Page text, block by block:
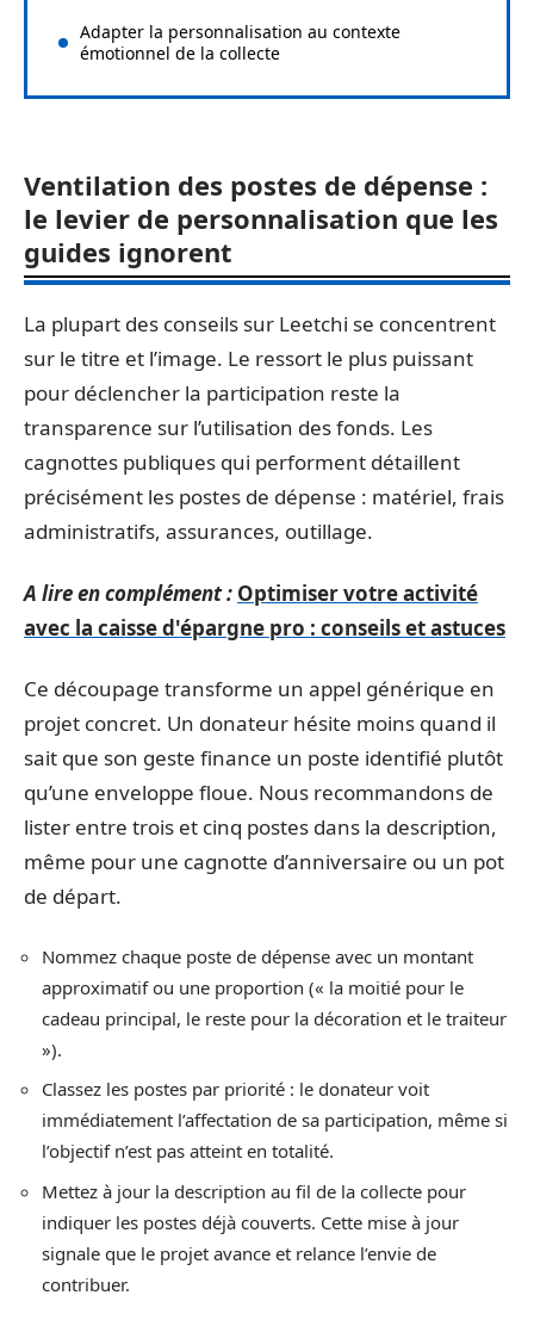
Adapter la personnalisation au contexte
émotionnel de la collecte
Ventilation des postes de dépense :
le levier de personnalisation que les
guides ignorent
La plupart des conseils sur Leetchi se concentrent
sur le titre et l’image. Le ressort le plus puissant
pour déclencher la participation reste la
transparence sur l’utilisation des fonds. Les
cagnottes publiques qui performent détaillent
précisément les postes de dépense : matériel, frais
administratifs, assurances, outillage.
A lire en complément : Optimiser votre activité
avec la caisse d'épargne pro : conseils et astuces
Ce découpage transforme un appel générique en
projet concret. Un donateur hésite moins quand il
sait que son geste finance un poste identifié plutôt
qu’une enveloppe floue. Nous recommandons de
lister entre trois et cinq postes dans la description,
même pour une cagnotte d’anniversaire ou un pot
de départ.
Nommez chaque poste de dépense avec un montant
approximatif ou une proportion (« la moitié pour le
cadeau principal, le reste pour la décoration et le traiteur
»).
Classez les postes par priorité : le donateur voit
immédiatement l’affectation de sa participation, même si
l’objectif n’est pas atteint en totalité.
Mettez à jour la description au fil de la collecte pour
indiquer les postes déjà couverts. Cette mise à jour
signale que le projet avance et relance l’envie de
contribuer.